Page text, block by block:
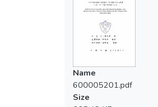
（二）常規訓練對專項體
專項體能上的米字型
尺、立定跳遠、體前彎的
二個變項則無明顯改變。
二、常規訓練配合循環訓
1.Effects of general and
fitness through general
a.Effects of general
training:
There are apparent
variates: push-ups, sit-
Name
600005201.pdf
Size